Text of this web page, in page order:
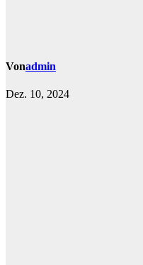
Vonadmin
Dez. 10, 2024